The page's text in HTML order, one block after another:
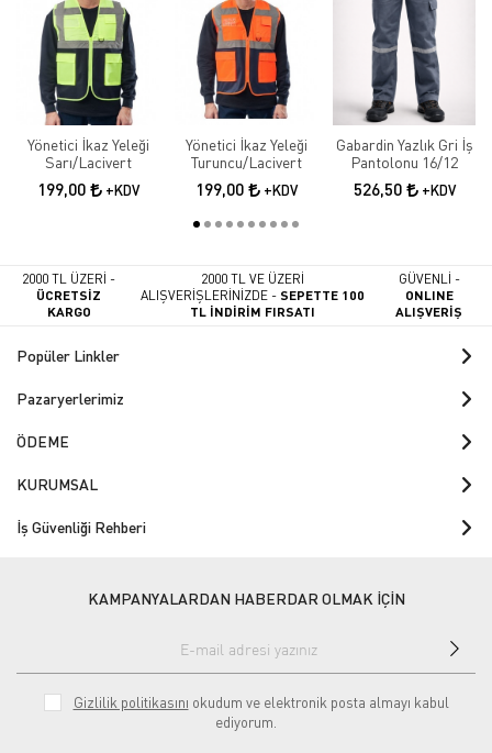
Yönetici İkaz Yeleği
Sarı/Lacivert
199,00 +KDV
Yönetici İkaz Yeleği
Turuncu/Lacivert
199,00 +KDV
Gabardin Yazlık Gri İş
Pantolonu 16/12
526,50 +KDV
2000 TL ÜZERİ -
ÜCRETSİZ
KARGO
2000 TL VE ÜZERİ
ALIŞVERİŞLERİNİZDE -SEPETTE 100
TL İNDİRİM FIRSATI
GÜVENLİ -
ONLINE
ALIŞVERİŞ
Popüler Linkler
Pazaryerlerimiz
ÖDEME
KURUMSAL
İş Güvenliği Rehberi
KAMPANYALARDAN HABERDAR OLMAK İÇİN
Gizlilik politikasını okudum ve elektronik posta almayı kabul
ediyorum.